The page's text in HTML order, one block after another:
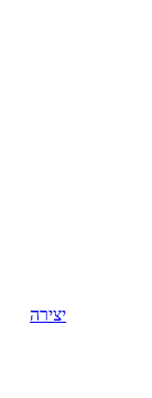
יצירה